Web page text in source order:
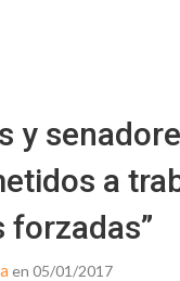
y
a
forzadas”
en 05/01/2017